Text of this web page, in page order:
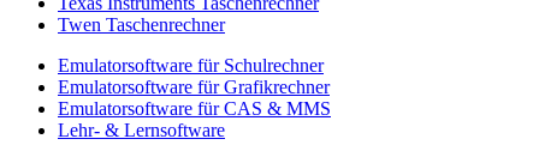
Twen Taschenrechner
Emulatorsoftware für Schulrechner
Emulatorsoftware für Grafikrechner
Emulatorsoftware für CAS & MMS
Lehr- & Lernsoftware